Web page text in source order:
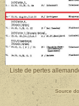
Liste de pertes
Source